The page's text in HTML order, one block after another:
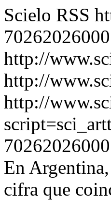
Scielo RSS
http://
http://
http://
En
cifra que